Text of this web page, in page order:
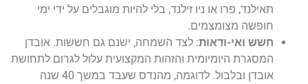
תאילנד, פרו או ניו זילנד, בלי להיות מוגבלים על ידי ימי
חופשה מצומצמים.
חשש ואי-ודאות: לצד השמחה, ישנם גם חששות. אובדן
המסגרת היומיומית והזהות המקצועית עלול לגרום לתחושת
אובדן ובלבול. לדוגמה, מהנדס שעבד במשך 40 שנה